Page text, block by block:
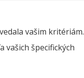
vašim kritériám.
vašich špecifických